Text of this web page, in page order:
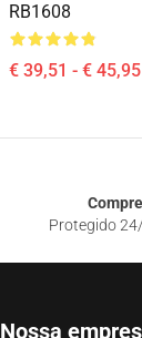
RB1608
€ 39,51 - € 45,95
Protegido
Nossa